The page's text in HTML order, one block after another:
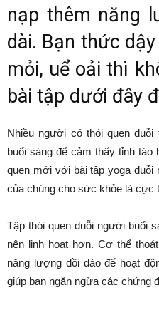
nạp thêm năng
dài. Bạn thức
mỏi, uể oải thì
bài tập dưới đây
Nhiều người có thói quen
buổi sáng để cảm thấy tỉnh
quen mới với bài tập yoga duỗi
của chúng cho sức khỏe là cực
Tập thói quen duỗi người buổi
nên linh hoạt hơn. Cơ thể
năng lượng dồi dào để hoạt
giúp bạn ngăn ngừa các chứng